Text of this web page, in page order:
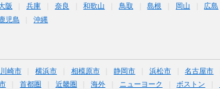
阪 兵庫 奈良 和歌山 鳥取 島根 岡山 広島
鹿児島 沖縄
川崎市 横浜市 相模原市 静岡市 浜松市 名古屋市
首都圏 近畿圏 海外 ニューヨーク ボストン